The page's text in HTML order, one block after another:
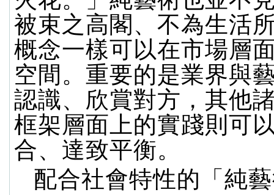
被束之高閣、不為生活
概念一樣可以在市場層
空間。重要的是業界與
認識、欣賞對方，其他
框架層面上的實踐則可
合、達致平衡。
配合社會特性的「純